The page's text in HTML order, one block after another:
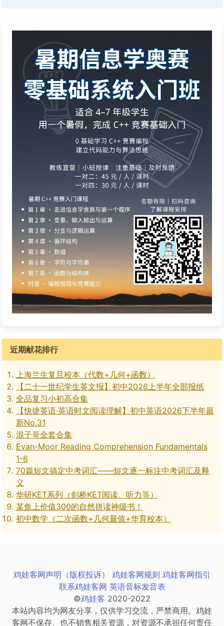
近期献花排行
上海兰生复旦校本（代数+几何+函数）
【二十一世纪学生英文报】初中2026上半年全部报纸
全品复习小初高合集
【快捷英语·英语时文阅读理解】初中英语2026下半年最
新No.31
混子哥全套合集
Evan-Moor Reading Comprehension Fundamentals
1-6
70篇短文搞定中考词汇——短文逐一标注中考词汇及释
义
华研KET系列（剑桥KET阅读、听力等）
某鱼上价值300的自然拼读神级书！
初中数学（二次函数+几何最值+华育校本）
鸡娃客网声明（版权投诉） 鸡娃客网规则 鸡娃客网指引
联系鸡娃客网 英语音标发音表
©鸡娃客 2020-2022
本站内容均为网友分享，仅供学习交流，严禁商用。鸡娃
客网不保存、也不销售相关资源，对资源不承担任何责任